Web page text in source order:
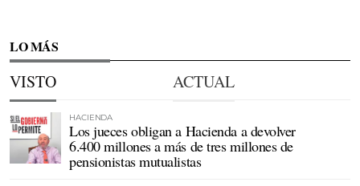
LO MÁS
VISTO ACTUAL
HACIENDA
Los jueces obligan a Hacienda a devolver
6.400 millones a más de tres millones de
pensionistas mutualistas